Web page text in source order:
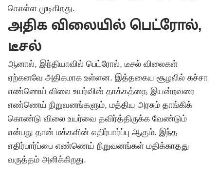
கொள்ள முடிகிறது.
அதிக விலையில் பெட்ரோல்,
டீசல்
ஆனால், இந்தியாவில் பெட்ரோல், டீசல் விலைகள்
ஏற்கனவே அதிகமாக உள்ளன. இத்தகைய சூழலில் கச்சா
எண்ணெய் விலை உயர்வின் தாக்கத்தை இயன்றவரை
எண்ணெய் நிறுவனங்களும், மத்திய அரசும் தாங்கிக்
கொண்டு விலை உயர்வை தவிர்த்திருக்க வேண்டும்
என்பது தான் மக்களின் எதிர்பார்ப்பு ஆகும். இந்த
எதிர்பார்ப்பை எண்ணெய் நிறுவனங்கள் மதிக்காதது
வருத்தம் அளிக்கிறது.